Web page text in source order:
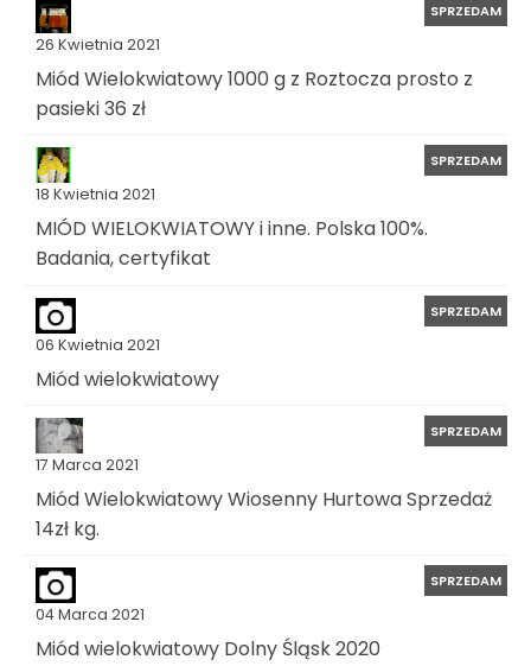
26 Kwietnia 2021
SPRZEDAM
Miód Wielokwiatowy 1000 g z Roztocza prosto z
pasieki 36 zł
18 Kwietnia 2021
SPRZEDAM
MIÓD WIELOKWIATOWY i inne. Polska 100%.
Badania, certyfikat
06 Kwietnia 2021
SPRZEDAM
Miód wielokwiatowy
17 Marca 2021
SPRZEDAM
Miód Wielokwiatowy Wiosenny Hurtowa Sprzedaż
14zł kg.
04 Marca 2021
SPRZEDAM
Miód wielokwiatowy Dolny Śląsk 2020